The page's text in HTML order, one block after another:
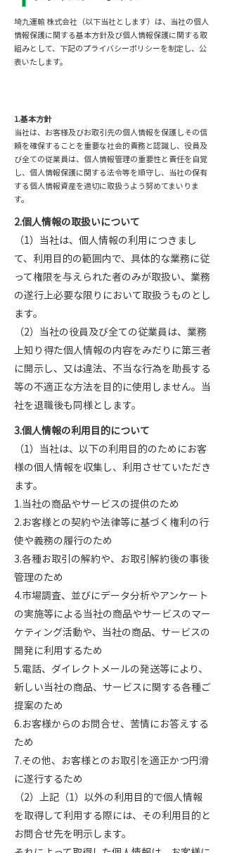
埼九運輸 株式会社（以下当社とします）は、当社の個人
情報保護に関する基本方針及び個人情報保護に関する取
組みとして、下記のプライバシーポリシーを制定し、公
表いたします。
1.基本方針
当社は、お客様及びお取引先の個人情報を保護しその信
頼を確保することを重要な社会的責務と認識し、役員及
び全ての従業員は、個人情報管理の重要性と責任を自覚
し、個人情報保護に関する法令等を順守し、当社の保有
する個人情報資産を適切に取扱うよう努めてまいりま
す。
2.個人情報の取扱いについて
（1）当社は、個人情報の利用につきまし
て、利用目的の範囲内で、具体的な業務に従
って権限を与えられた者のみが取扱い、業務
の遂行上必要な限りにおいて取扱うものとし
ます。
（2）当社の役員及び全ての従業員は、業務
上知り得た個人情報の内容をみだりに第三者
に開示し、又は違法、不当な行為を助長する
等の不適正な方法を目的に使用しません。当
社を退職後も同様とします。
3.個人情報の利用目的について
（1）当社は、以下の利用目的のためにお客
様の個人情報を収集し、利用させていただき
ます。
1.当社の商品やサービスの提供のため
2.お客様との契約や法律等に基づく権利の行
使や義務の履行のため
3.各種お取引の解約や、お取引解約後の事後
管理のため
4.市場調査、並びにデータ分析やアンケート
の実施等による当社の商品やサービスのマー
ケティング活動や、当社の商品、サービスの
開発に利用するため
5.電話、ダイレクトメールの発送等により、
新しい当社の商品、サービスに関する各種ご
提案のため
6.お客様からのお問合せ、苦情にお答えする
ため
7.その他、お客様とのお取引を適正かつ円滑
に遂行するため
（2）上記（1）以外の利用目的で個人情報
を取得して利用する際には、その利用目的と
お問合せ先を明示します。